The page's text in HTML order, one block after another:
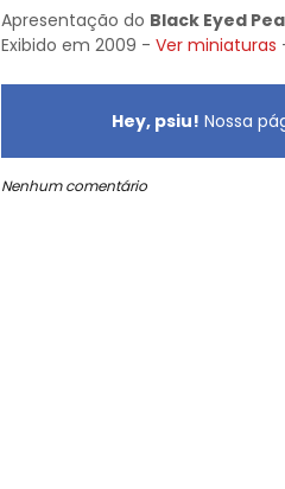
Apresentação do Black Eyed
Exibido em 2009 - Ver miniaturas
Hey, psiu! Nossa
Nenhum comentário